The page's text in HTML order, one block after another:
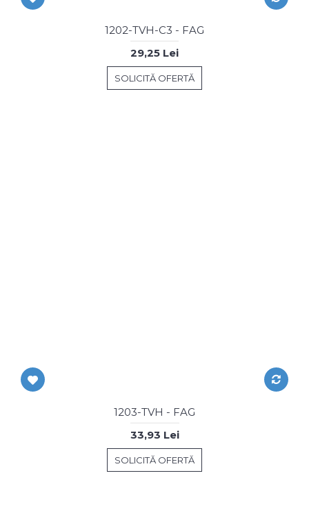
1202-TVH-C3 - FAG
29,25 Lei
SOLICITĂ OFERTĂ
1203-TVH - FAG
33,93 Lei
SOLICITĂ OFERTĂ